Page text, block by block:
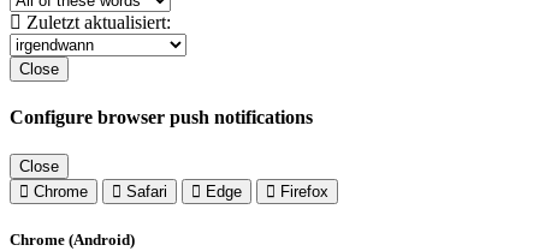
Zuletzt aktualisiert:
Close
Configure browser push notifications
Close
Chrome
Safari Edge Firefox
Chrome (Android)